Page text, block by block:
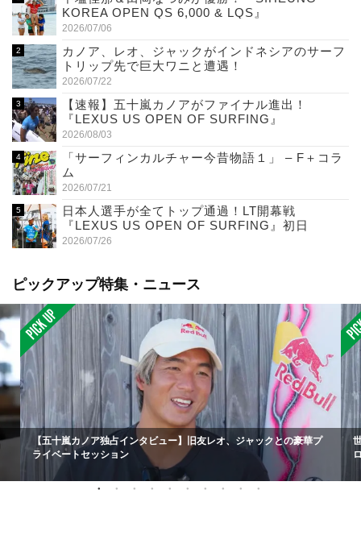
KOREA OPEN QS 6,000 & LQS』
2026/07/06
カノア、レオ、ジャックがインドネシアのサーフ
トリップ先で巨大ワニと遭遇！
2026/07/22
【速報】五十嵐カノアがファイナル進出！
『LEXUS US OPEN OF SURFING』
2026/08/03
「サーフィンカルチャー今昔物語１」 – F＋コラ
ム
2026/07/21
日本人選手が全てトップ通過！LT開幕戦
『LEXUS US OPEN OF SURFING』初日
2026/07/26
ピックアップ特集・ニュース
【五十嵐カノア独占インタビュー】旧友レオ、ジャックとの豪華プ
ライベートセッション